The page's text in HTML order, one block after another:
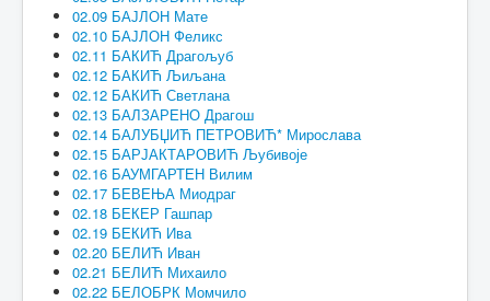
02.09 БАЈЛОН Мате
02.10 БАЈЛОН Феликс
02.11 БАКИЋ Драгољуб
02.12 БАКИЋ Љиљана
02.12 БАКИЋ Светлана
02.13 БАЛЗАРЕНО Драгош
02.14 БАЛУБЏИЋ ПЕТРОВИЋ* Мирослава
02.15 БАРЈАКТАРОВИЋ Љубивоје
02.16 БАУМГАРТЕН Вилим
02.17 БЕВЕЊА Миодраг
02.18 БЕКЕР Гашпар
02.19 БЕКИЋ Ива
02.20 БЕЛИЋ Иван
02.21 БЕЛИЋ Михаило
02.22 БЕЛОБРК Момчило